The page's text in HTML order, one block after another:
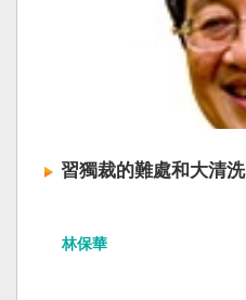
習獨裁的難處和大清洗
林保華